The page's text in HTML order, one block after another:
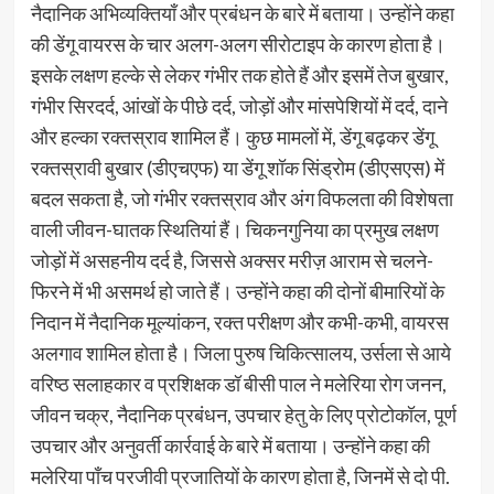
नैदानिक अभिव्यक्तियाँ और प्रबंधन के बारे में बताया। उन्होंने कहा
की डेंगू वायरस के चार अलग-अलग सीरोटाइप के कारण होता है।
इसके लक्षण हल्के से लेकर गंभीर तक होते हैं और इसमें तेज बुखार,
गंभीर सिरदर्द, आंखों के पीछे दर्द, जोड़ों और मांसपेशियों में दर्द, दाने
और हल्का रक्तस्राव शामिल हैं। कुछ मामलों में, डेंगू बढ़कर डेंगू
रक्तस्रावी बुखार (डीएचएफ) या डेंगू शॉक सिंड्रोम (डीएसएस) में
बदल सकता है, जो गंभीर रक्तस्राव और अंग विफलता की विशेषता
वाली जीवन-घातक स्थितियां हैं। चिकनगुनिया का प्रमुख लक्षण
जोड़ों में असहनीय दर्द है, जिससे अक्सर मरीज़ आराम से चलने-
फिरने में भी असमर्थ हो जाते हैं। उन्होंने कहा की दोनों बीमारियों के
निदान में नैदानिक मूल्यांकन, रक्त परीक्षण और कभी-कभी, वायरस
अलगाव शामिल होता है। जिला पुरुष चिकित्सालय, उर्सला से आये
वरिष्ठ सलाहकार व प्रशिक्षक डॉ बीसी पाल ने मलेरिया रोग जनन,
जीवन चक्र, नैदानिक प्रबंधन, उपचार हेतु के लिए प्रोटोकॉल, पूर्ण
उपचार और अनुवर्ती कार्रवाई के बारे में बताया। उन्होंने कहा की
मलेरिया पाँच परजीवी प्रजातियों के कारण होता है, जिनमें से दो पी.